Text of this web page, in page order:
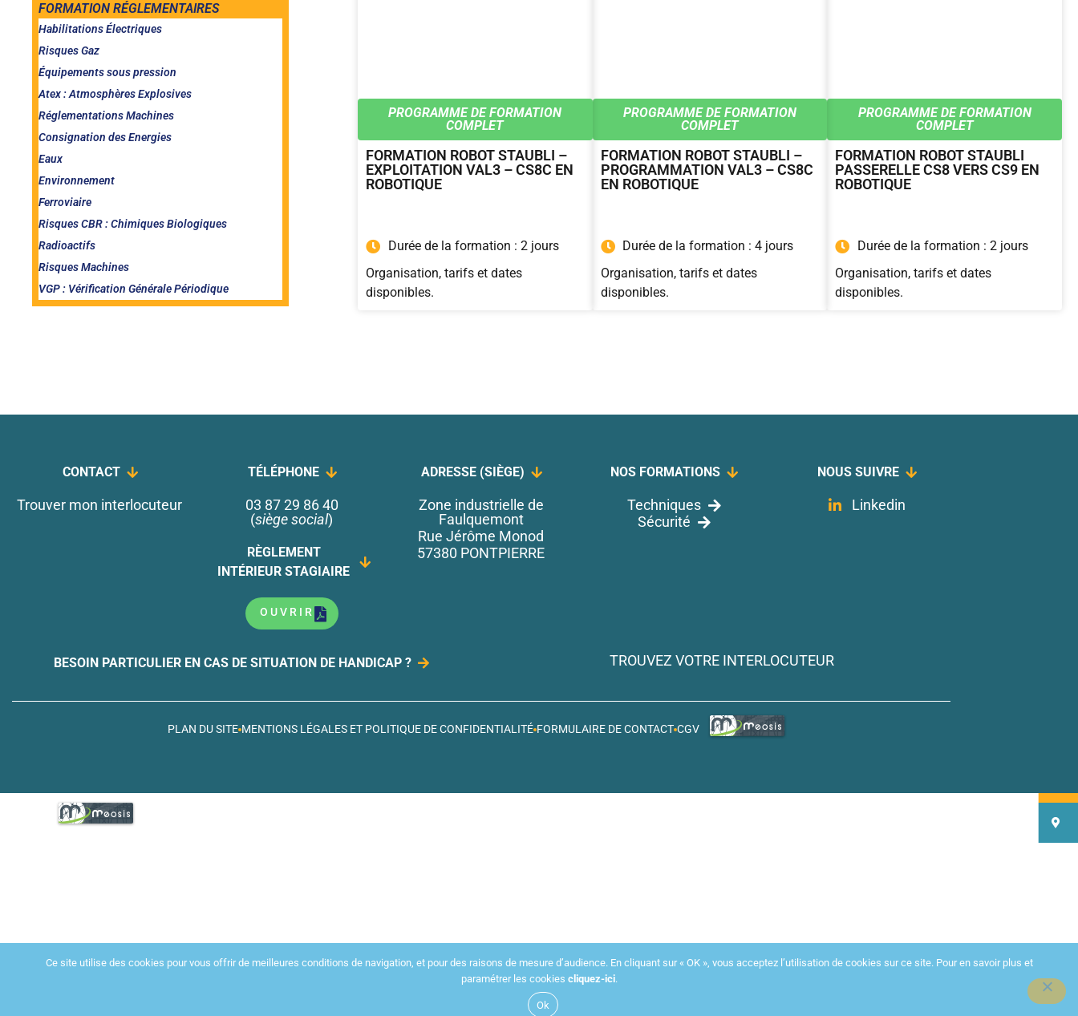
FORMATION RÉGLEMENTAIRES
Habilitations Électriques
Risques Gaz
Équipements sous pression
Atex : Atmosphères Explosives
Réglementations Machines
Consignation des Energies
Eaux
Environnement
Ferroviaire
Risques CBR : Chimiques Biologiques
Radioactifs
Risques Machines
VGP : Vérification Générale Périodique
PROGRAMME DE FORMATION
COMPLET
FORMATION ROBOT STAUBLI
PASSERELLE CS8 VERS CS9 EN
ROBOTIQUE
Durée de la formation : 2 jours
Organisation, tarifs et dates
disponibles.
PROGRAMME DE FORMATION
COMPLET
FORMATION ROBOT STAUBLI –
PROGRAMMATION VAL3 – CS8C
EN ROBOTIQUE
Durée de la formation : 4 jours
Organisation, tarifs et dates
disponibles.
PROGRAMME DE FORMATION
COMPLET
FORMATION ROBOT STAUBLI –
EXPLOITATION VAL3 – CS8C EN
ROBOTIQUE
Durée de la formation : 2 jours
Organisation, tarifs et dates
disponibles.
CONTACT
Trouver mon interlocuteur
TÉLÉPHONE
03 87 29 86 40
(siège social)
RÈGLEMENT
INTÉRIEUR STAGIAIRE
OUVRIR
ADRESSE (SIÈGE)
Zone industrielle de
Faulquemont
Rue Jérôme Monod
57380 PONTPIERRE
NOS FORMATIONS
Techniques
Sécurité
NOUS SUIVRE
Linkedin
BESOIN PARTICULIER EN CAS DE SITUATION DE HANDICAP ? TROUVEZ VOTRE INTERLOCUTEUR
PLAN DU SITE MENTIONS LÉGALES ET POLITIQUE DE CONFIDENTIALITÉ FORMULAIRE DE CONTACT CGV
Ce site utilise des cookies pour vous offrir de meilleures conditions de navigation, et pour des raisons de mesure d’audience. En cliquant sur « OK », vous acceptez l’utilisation de cookies sur ce site. Pour en savoir plus et
paramétrer les cookies cliquez-ici.
Ok